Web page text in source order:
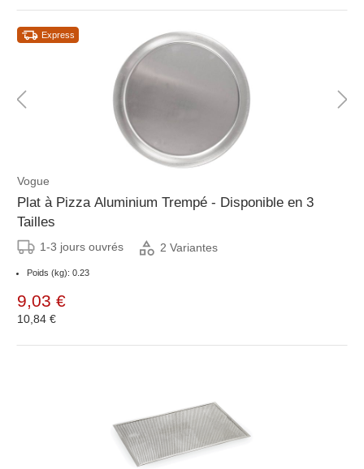
Express
Vogue
Plat à Pizza Aluminium Trempé - Disponible en 3
Tailles
1-3 jours ouvrés 2 Variantes
Poids (kg): 0.23
9,03 €
10,84 €